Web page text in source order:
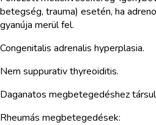
betegség, trauma) esetén, ha
gyanúja merül fel.
Congenitalis adrenalis hyperplasia.
Nem suppurativ thyreoiditis.
Daganatos megbetegedéshez
Rheumás megbetegedések: